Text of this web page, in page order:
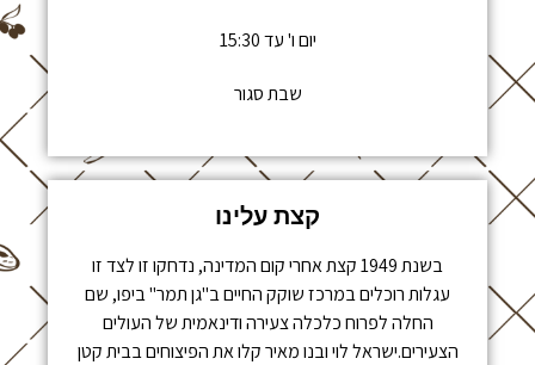
יום ו' עד 15:30
שבת סגור
קצת עלינו
בשנת 1949 קצת אחרי קום המדינה, נדחקו זו לצד זו
עגלות רוכלים במרכז שוקק החיים ב"גן תמר" ביפו, שם
החלה לפרוח כלכלה צעירה ודינאמית של העולים
הצעירים.ישראל לוי ובנו מאיר קלו את הפיצוחים בבית קטן